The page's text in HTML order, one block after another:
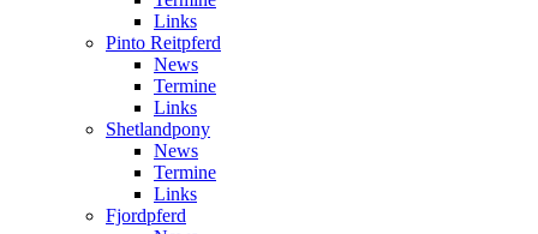
Links
Pinto Reitpferd
News
Termine
Links
Shetlandpony
News
Termine
Links
Fjordpferd